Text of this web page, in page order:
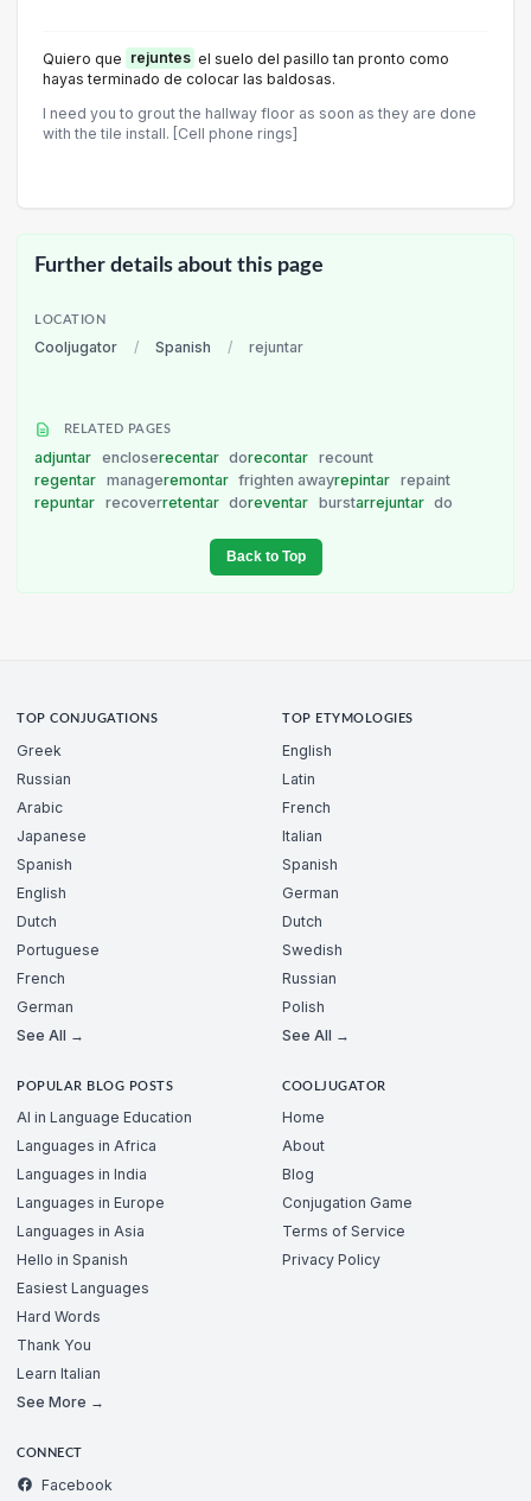
Quiero que rejuntes el suelo del pasillo tan pronto como
hayas terminado de colocar las baldosas.
I need you to grout the hallway floor as soon as they are done
with the tile install. [Cell phone rings]
Further details about this page
LOCATION
Cooljugator / Spanish / rejuntar
RELATED PAGES
adjuntar encloserecentar dorecontar recount
regentar manageremontar frighten awayrepintar repaint
repuntar recoverretentar doreventar burstarrejuntar do
Back to Top
TOP CONJUGATIONS
Greek
Russian
Arabic
Japanese
Spanish
English
Dutch
Portuguese
French
German
See All →
TOP ETYMOLOGIES
English
Latin
French
Italian
Spanish
German
Dutch
Swedish
Russian
Polish
See All →
POPULAR BLOG POSTS
AI in Language Education
Languages in Africa
Languages in India
Languages in Europe
Languages in Asia
Hello in Spanish
Easiest Languages
Hard Words
Thank You
Learn Italian
See More →
COOLJUGATOR
Home
About
Blog
Conjugation Game
Terms of Service
Privacy Policy
CONNECT
Facebook